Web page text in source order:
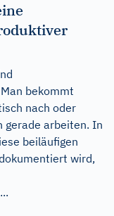
bekommt
nach oder
gerade arbeiten. In
beiläufigen
wird,